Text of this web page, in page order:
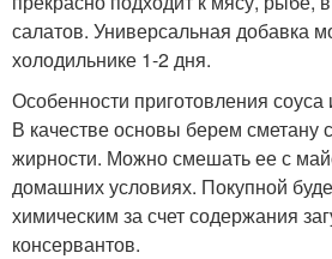
салатов. Универсальная добавка
холодильнике 1-2 дня.
Особенности приготовления соуса
В качестве основы берем сметану
жирности. Можно смешать ее с
домашних условиях. Покупной
химическим за счет содержания
консервантов.